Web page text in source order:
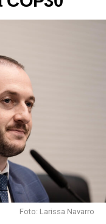
Foto: Larissa Navarro